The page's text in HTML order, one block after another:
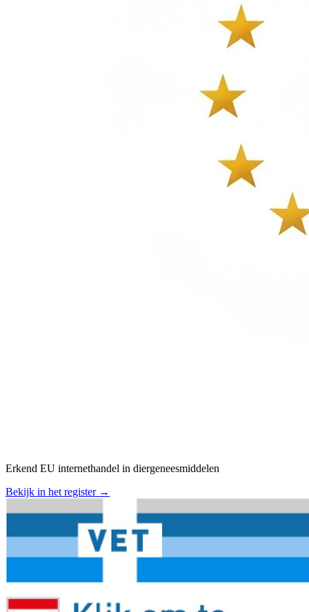
Erkend EU internethandel in diergeneesmiddelen
Bekijk in het register →